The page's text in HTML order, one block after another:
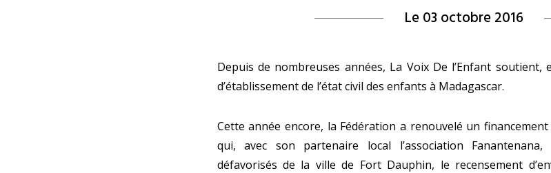
Le 03 octobre 2016
Depuis de nombreuses années, La Voix De l’Enfant
d’établissement de l’état civil des enfants à Madagascar.
Cette année encore, la Fédération a renouvelé un
qui, avec son partenaire local l’association
défavorisés de la ville de Fort Dauphin, le recensement